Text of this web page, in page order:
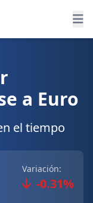
a Euro
el tiempo
Variación:
-0.31%